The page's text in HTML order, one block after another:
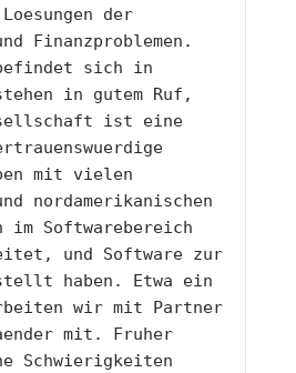
der
Finanzproblemen.
sich in
in gutem Ruf,
ist eine
mit vielen
nordamerikanischen
im Softwarebereich
und Software zur
haben. Etwa ein
wir mit Partner
mit. Fruher
Schwierigkeiten